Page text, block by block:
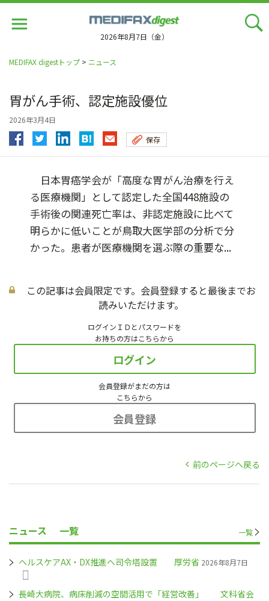
2026年8月7日（金）
MEDIFAX digestトップ > ニュース
胃がん手術、認定施設優位
2026年3月4日
保存
日本胃癌学会が「高度な胃がん治療を行え
る医療機関」として認定した全国448施設の
手術後の関連死亡率は、非認定施設に比べて
明らかに低いことが鳥取大医学部の分析で分
かった。患者が医療機関を選ぶ際の重要な...
この記事は会員限定です。会員登録すると最後までお
読みいただけます。
ログインＩＤとパスワードを
お持ちの方はこちらから
ログイン
会員登録がまだの方は
こちらから
会員登録
前のページへ戻る
ニュース 一覧 一覧
ヘルスケアAX・DX推進へ司令塔設置 厚労省 2026年8月7日
長崎大病院、病床削減の空間活用で「経営改善」 文科省会